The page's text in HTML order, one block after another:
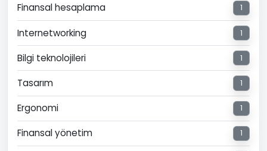
Finansal hesaplama 1
Internetworking 1
Bilgi teknolojileri 1
Tasarım 1
Ergonomi 1
Finansal yönetim 1